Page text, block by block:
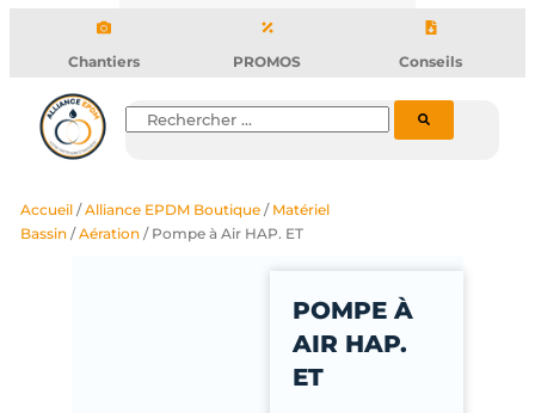
b
o
o
k
u
b d
n
Chantiers PROMOS Conseils
Rechercher
Accueil/Alliance EPDM Boutique/ Matériel
Bassin/Aération/ Pompe à Air HAP. ET
POMPE À
AIR HAP.
ET